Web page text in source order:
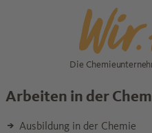
Die
Arbeiten in der
Ausbildung in der Chemie